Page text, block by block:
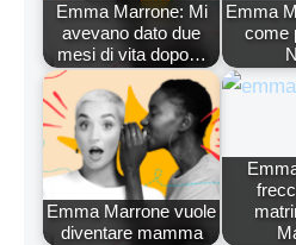
Emma Marrone: Mi
avevano dato due
mesi di vita dopo…
Emma
come
Emma Marrone vuole
diventare mamma